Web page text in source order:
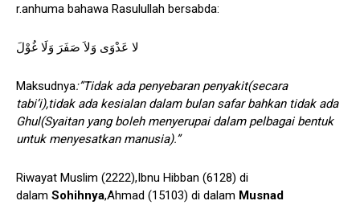
r.anhuma bahawa Rasulullah bersabda:
لا عَدْوَى وَلاَ صَفَرَ وَلَا غُوْلَ
Maksudnya:”Tidak ada penyebaran penyakit(secara
tabi’i),tidak ada kesialan dalam bulan safar bahkan tidak ada
Ghul(Syaitan yang boleh menyerupai dalam pelbagai bentuk
untuk menyesatkan manusia).”
Riwayat Muslim (2222),Ibnu Hibban (6128) di
dalam Sohihnya,Ahmad (15103) di dalam Musnad